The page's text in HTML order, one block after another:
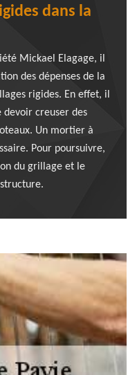
dans la
Mickael Elagage, il
des dépenses de la
rigides. En effet, il
creuser des
Un mortier à
Pour poursuivre,
du grillage et le